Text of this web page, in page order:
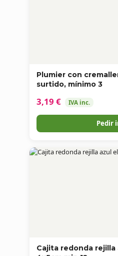
Plumier con
surtido, mínimo 3
3,19 € IVA inc.
Pedir
Cajita redonda